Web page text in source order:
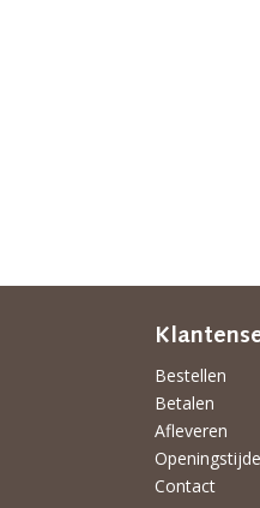
Bestellen
Betalen
Afleveren
Contact